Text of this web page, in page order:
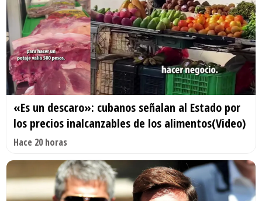
«Es un descaro»: cubanos señalan al Estado por
los precios inalcanzables de los alimentos(Video)
Hace 20 horas